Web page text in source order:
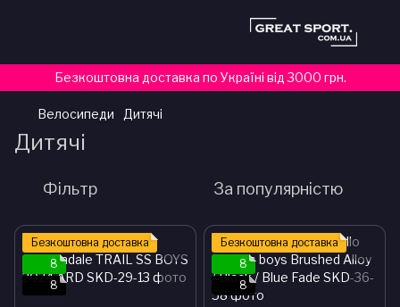
Безкоштовна доставка по Україні від 3000 грн.
Велосипеди Дитячі
Дитячі
Фільтр За популярністю
Безкоштовна доставка
8
8
Безкоштовна доставка
8
8